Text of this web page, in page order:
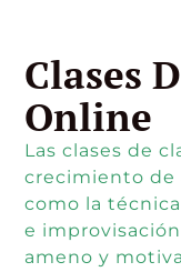
Clases
Online
Las clases de
crecimiento de
como la
e
ameno y